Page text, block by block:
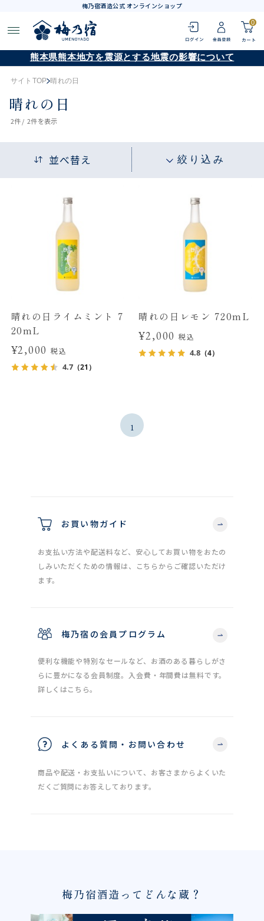
梅乃宿酒造公式 オンラインショップ
0
熊本県熊本地方を震源とする地震の影響について
サイトTOP 晴れの日
晴れの日
2件 / 2件を表示
並べ替え 絞り込み
晴れの日ライムミント 7
20mL
¥2,000税込
4.7（21）
晴れの日レモン 720mL
¥2,000 税込
4.8 （4）
1
お買い物ガイド
お支払い方法や配送料など、安心してお買い物をおたの
しみいただくための情報は、こちらからご確認いただけ
ます。
梅乃宿の会員プログラム
便利な機能や特別なセールなど、お酒のある暮らしがさ
らに豊かになる会員制度。入会費・年間費は無料です。
詳しくはこちら。
よくある質問・お問い合わせ
商品や配送・お支払いについて、お客さまからよくいた
だくご質問にお答えしております。
梅乃宿酒造ってどんな蔵？